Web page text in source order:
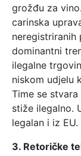
grožđu za vino.
carinska
neregistriranih
dominantni
ilegalne
niskom udjelu
Time se
stiže ilegalno.
legalan i iz EU.
3. Retoričke